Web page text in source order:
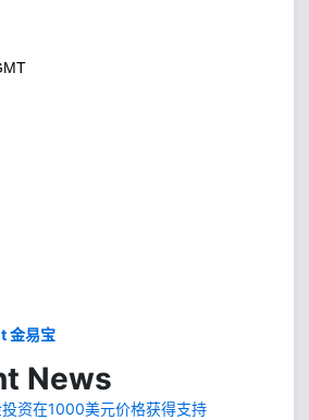
金易宝
News
资在1000美元价格获得支持